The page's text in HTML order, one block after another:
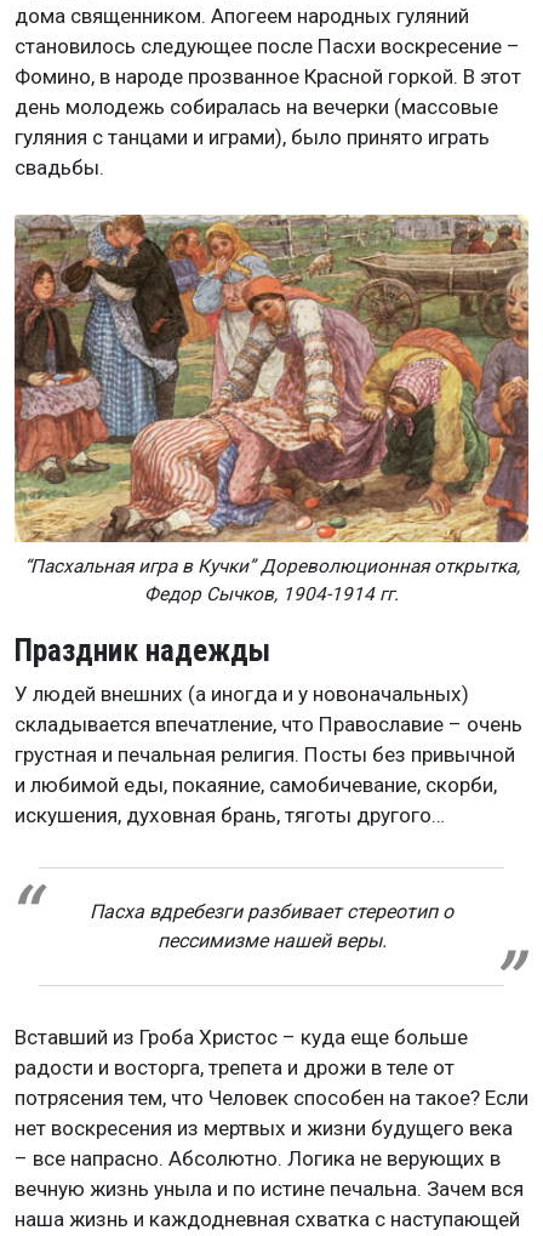
дома священником. Апогеем народных гуляний
становилось следующее после Пасхи воскресение –
Фомино, в народе прозванное Красной горкой. В этот
день молодежь собиралась на вечерки (массовые
гуляния с танцами и играми), было принято играть
свадьбы.
“Пасхальная игра в Кучки” Дореволюционная открытка,
Федор Сычков, 1904-1914 гг.
Праздник надежды
У людей внешних (а иногда и у новоначальных)
складывается впечатление, что Православие – очень
грустная и печальная религия. Посты без привычной
и любимой еды, покаяние, самобичевание, скорби,
искушения, духовная брань, тяготы другого…
Пасха вдребезги разбивает стереотип о
пессимизме нашей веры.
Вставший из Гроба Христос – куда еще больше
радости и восторга, трепета и дрожи в теле от
потрясения тем, что Человек способен на такое? Если
нет воскресения из мертвых и жизни будущего века
– все напрасно. Абсолютно. Логика не верующих в
вечную жизнь уныла и по истине печальна. Зачем вся
наша жизнь и каждодневная схватка с наступающей